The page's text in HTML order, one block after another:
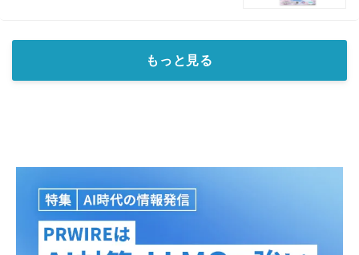
もっと見る